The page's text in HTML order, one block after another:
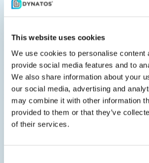
This website uses cookies
We use cookies to personalise content
provide social media features and to
We also share information about your
our social media, advertising and
may combine it with other information
provided to them or that they’ve
of their services.
XRechnung
XRechnungist das offizielle
Rechnungsformat Deutschlands